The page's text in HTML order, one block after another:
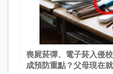
喪屍菸彈、電子菸入侵
成預防重點？父母現在